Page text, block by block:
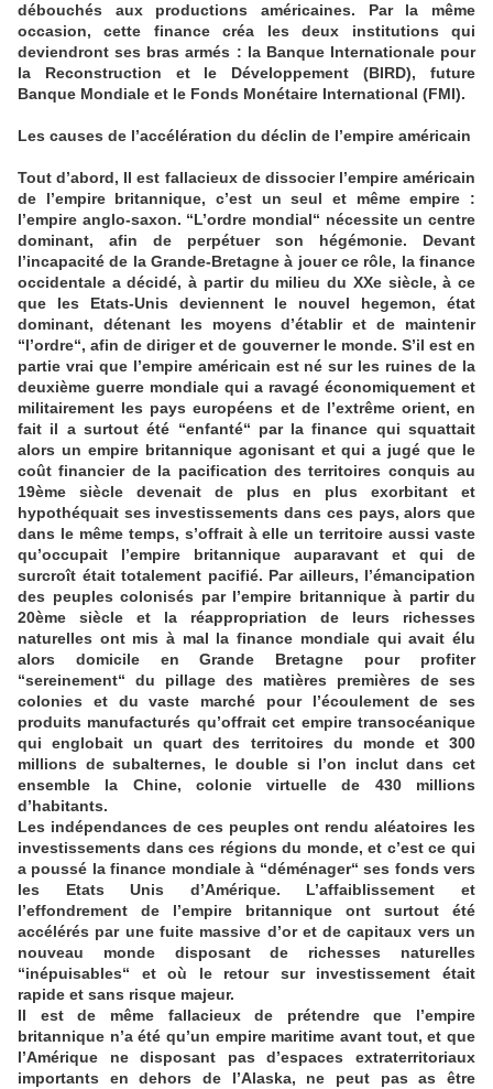
débouchés aux productions américaines. Par la même
occasion, cette finance créa les deux institutions qui
deviendront ses bras armés : la Banque Internationale pour
la Reconstruction et le Développement (BIRD), future
Banque Mondiale et le Fonds Monétaire International (FMI).
Les causes de l’accélération du déclin de l’empire américain
Tout d’abord, Il est fallacieux de dissocier l’empire américain
de l’empire britannique, c’est un seul et même empire :
l’empire anglo-saxon. “L’ordre mondial“ nécessite un centre
dominant, afin de perpétuer son hégémonie. Devant
l’incapacité de la Grande-Bretagne à jouer ce rôle, la finance
occidentale a décidé, à partir du milieu du XXe siècle, à ce
que les Etats-Unis deviennent le nouvel hegemon, état
dominant, détenant les moyens d’établir et de maintenir
“l’ordre“, afin de diriger et de gouverner le monde. S’il est en
partie vrai que l’empire américain est né sur les ruines de la
deuxième guerre mondiale qui a ravagé économiquement et
militairement les pays européens et de l’extrême orient, en
fait il a surtout été “enfanté“ par la finance qui squattait
alors un empire britannique agonisant et qui a jugé que le
coût financier de la pacification des territoires conquis au
19ème siècle devenait de plus en plus exorbitant et
hypothéquait ses investissements dans ces pays, alors que
dans le même temps, s’offrait à elle un territoire aussi vaste
qu’occupait l’empire britannique auparavant et qui de
surcroît était totalement pacifié. Par ailleurs, l’émancipation
des peuples colonisés par l’empire britannique à partir du
20ème siècle et la réappropriation de leurs richesses
naturelles ont mis à mal la finance mondiale qui avait élu
alors domicile en Grande Bretagne pour profiter
“sereinement“ du pillage des matières premières de ses
colonies et du vaste marché pour l’écoulement de ses
produits manufacturés qu’offrait cet empire transocéanique
qui englobait un quart des territoires du monde et 300
millions de subalternes, le double si l’on inclut dans cet
ensemble la Chine, colonie virtuelle de 430 millions
d’habitants.
Les indépendances de ces peuples ont rendu aléatoires les
investissements dans ces régions du monde, et c’est ce qui
a poussé la finance mondiale à “déménager“ ses fonds vers
les Etats Unis d’Amérique. L’affaiblissement et
l’effondrement de l’empire britannique ont surtout été
accélérés par une fuite massive d’or et de capitaux vers un
nouveau monde disposant de richesses naturelles
“inépuisables“ et où le retour sur investissement était
rapide et sans risque majeur.
Il est de même fallacieux de prétendre que l’empire
britannique n’a été qu’un empire maritime avant tout, et que
l’Amérique ne disposant pas d’espaces extraterritoriaux
importants en dehors de l’Alaska, ne peut pas as être